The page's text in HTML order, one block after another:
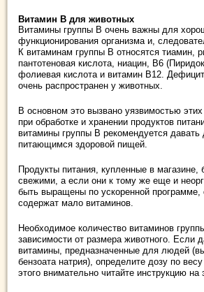
Витамин В для животных
Витамины группы В очень важны для
функционирования организма и,
К витаминам группы В относятся тиамин,
пантотеновая кислота, ниацин, В6
фолиевая кислота и витамин В12.
очень распространен у животных.
В основном это вызвано уязвимостью
при обработке и хранении продуктов
витамины группы В рекомендуется
питающимся здоровой пищей.
Продукты питания, купленные в магазине,
свежими, а если они к тому же еще и
быть выращены по ускоренной программе,
содержат мало витаминов.
Необходимое количество витаминов
зависимости от размера животного. Если
витамины, предназначенные для людей
бензоата натрия), определите дозу по
этого внимательно читайте инструкцию на